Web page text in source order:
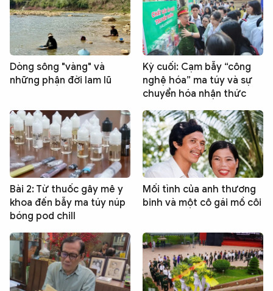
Dòng sông "vàng" và
những phận đời lam lũ
Kỳ cuối: Cạm bẫy “công
nghệ hóa” ma túy và sự
chuyển hóa nhận thức
Bài 2: Từ thuốc gây mê y
khoa đến bẫy ma túy núp
bóng pod chill
Mối tình của anh thương
binh và một cô gái mồ côi